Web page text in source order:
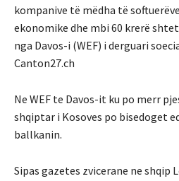
kompanive të mëdha të
ekonomike dhe mbi 60 krerë
nga Davos-i (WEF) i derguari
Canton27.ch
Ne WEF te Davos-it ku po merr
shqiptar i Kosoves po bisedoget
ballkanin.
Sipas gazetes zvicerane ne shqip